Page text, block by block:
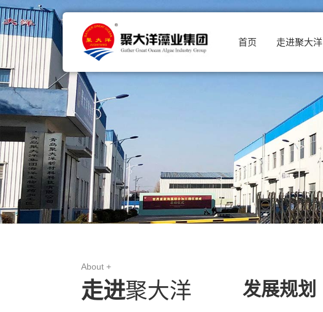
首页 走进聚大洋
About +
走进聚大洋 发展规划